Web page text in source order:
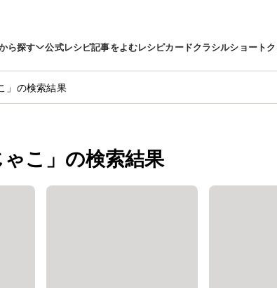
ら探す 公式レシピ記事をよむレシピカードクラシルショート
」の検索結果
ゃこ」の検索結果